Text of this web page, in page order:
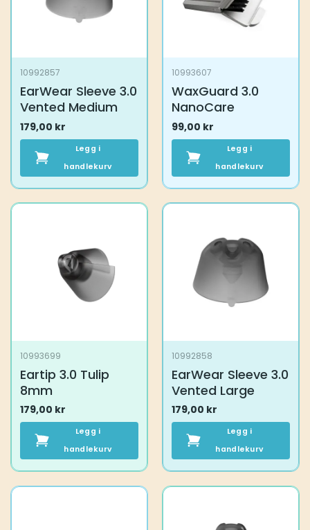
10992857
EarWear Sleeve 3.0
Vented Medium
179,00 kr
Legg i
handlekurv
10993607
WaxGuard 3.0
NanoCare
99,00 kr
Legg i
handlekurv
10993699
Eartip 3.0 Tulip
8mm
179,00 kr
Legg i
handlekurv
10992858
EarWear Sleeve 3.0
Vented Large
179,00 kr
Legg i
handlekurv